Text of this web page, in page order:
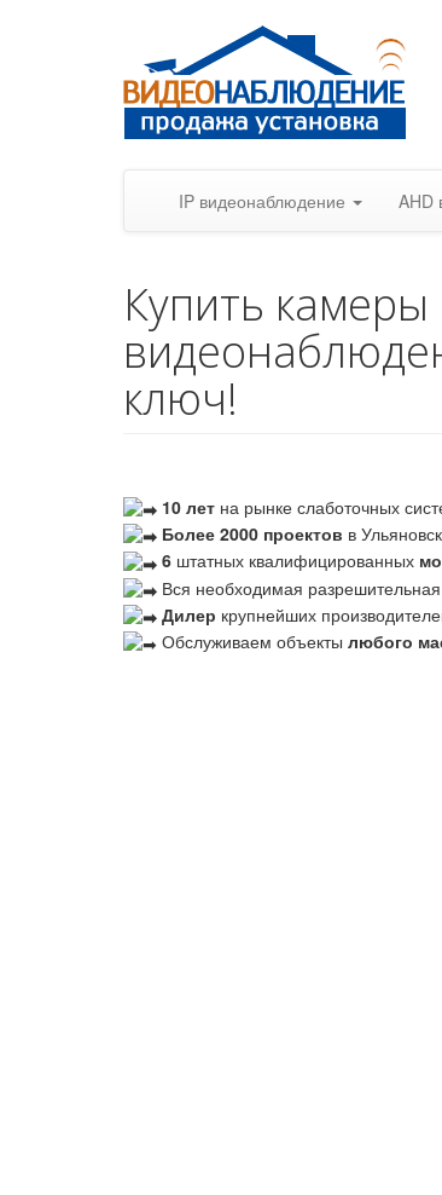
IP видеонаблюдение AHD
Купить
ключ!
10 лет на рынке слаботочных
Более 2000 проектов в
6 штатных квалифицированных
Вся необходимая
Дилер крупнейших
Обслуживаем объекты любого